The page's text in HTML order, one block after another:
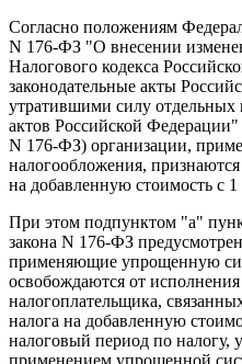
Согласно положениям
N 176-ФЗ "О внесении
Налогового кодекса
законодательные акты
утратившими силу отдельных
актов Российской
N 176-ФЗ) организации,
налогообложения,
на добавленную стоимость с 1
При этом подпунктом "а"
закона N 176-ФЗ
применяющие упрощенную
освобождаются от исполнения
налогоплательщика,
налога на добавленную
налоговый период по налогу,
применением упрощенной